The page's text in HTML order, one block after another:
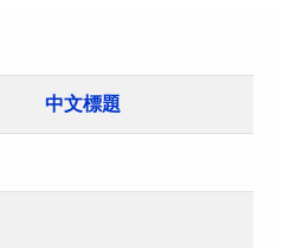
中文標題